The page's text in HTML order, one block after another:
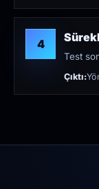
4
Test
Çıktı: